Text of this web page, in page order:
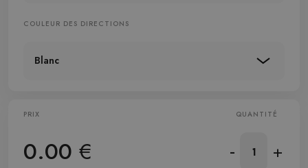
COULEUR DES DIRECTIONS
Blanc
PRIX
0.00 €
QUANTITÉ
- +